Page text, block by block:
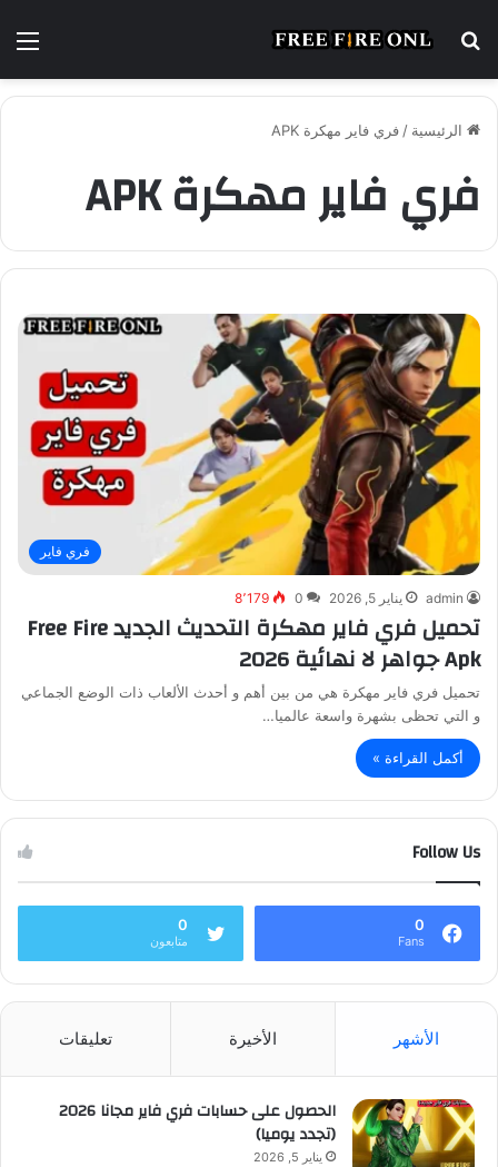
بحث
الرئيسية /فري فاير مهكرة APK
فري فاير مهكرة APK
فري فاير
admin يناير 5, 2026 0 8٬179
تحميل فري فاير مهكرة التحديث الجديد Free Fire
Apk جواهر لا نهائية 2026
تحميل فري فاير مهكرة هي من بين أهم و أحدث الألعاب ذات الوضع الجماعي
و التي تحظى بشهرة واسعة عالميا…
أكمل القراءة »
Follow Us
0
Fans
0
متابعون
الأشهر الأخيرة تعليقات
الحصول على حسابات فري فاير مجانا 2026
(تجدد يوميا)
يناير 5, 2026